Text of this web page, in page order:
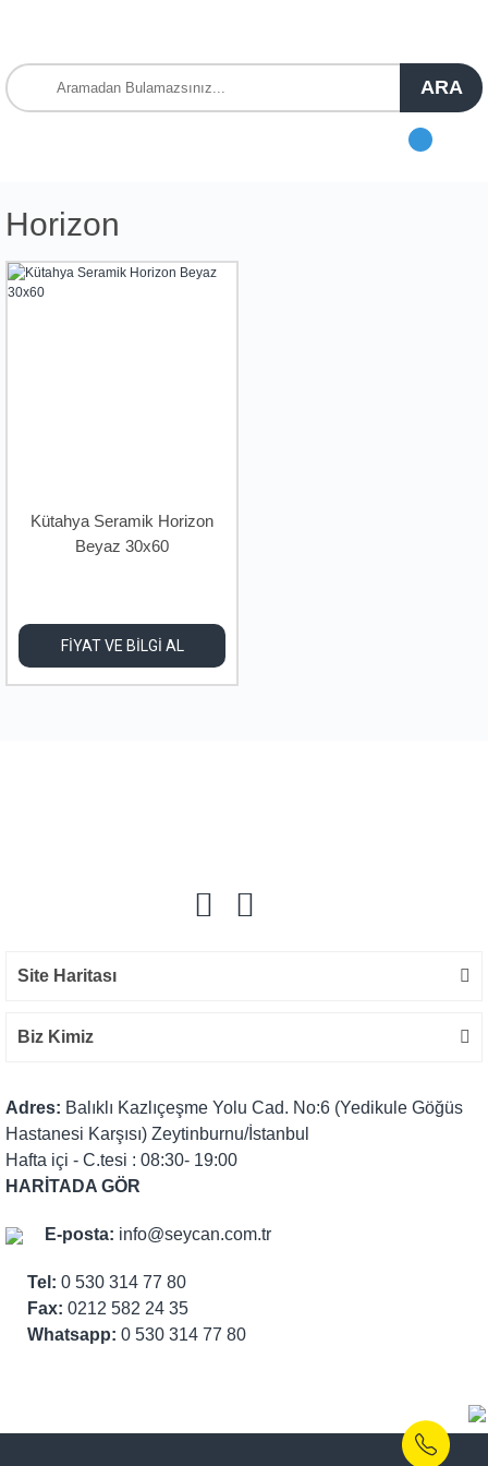
ARA
Horizon
Kütahya Seramik Horizon
Beyaz 30x60
FİYAT VE BİLGİ AL
Site Haritası
Biz Kimiz
Adres: Balıklı Kazlıçeşme Yolu Cad. No:6 (Yedikule Göğüs
Hastanesi Karşısı) Zeytinburnu/İstanbul
Hafta içi - C.tesi : 08:30- 19:00
HARİTADA GÖR
E-posta: info@seycan.com.tr
Tel: 0 530 314 77 80
Fax: 0212 582 24 35
Whatsapp: 0 530 314 77 80